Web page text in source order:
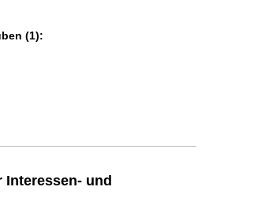
(1):
und